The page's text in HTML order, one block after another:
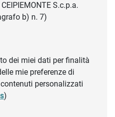
S.c.p.a.
b) n. 7)
dei miei dati per finalità
mie preferenze di
personalizzati
)